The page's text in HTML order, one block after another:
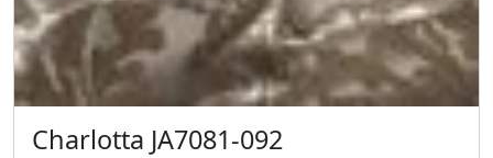
Charlotta JA7081-092